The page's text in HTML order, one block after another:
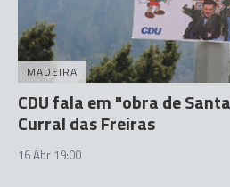
MADEIRA
CDU fala em "obra de
Curral das Freiras
16 Abr 19:00